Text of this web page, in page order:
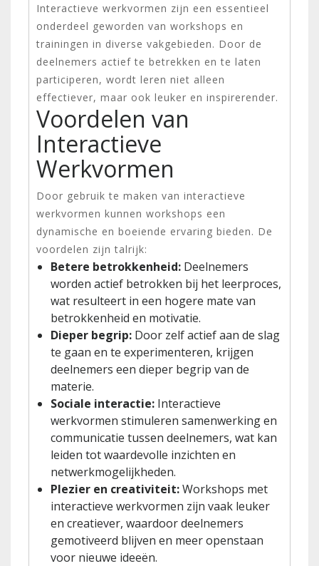
Interactieve werkvormen zijn een essentieel
onderdeel geworden van workshops en
trainingen in diverse vakgebieden. Door de
deelnemers actief te betrekken en te laten
participeren, wordt leren niet alleen
effectiever, maar ook leuker en inspirerender.
Voordelen van
Interactieve
Werkvormen
Door gebruik te maken van interactieve
werkvormen kunnen workshops een
dynamische en boeiende ervaring bieden. De
voordelen zijn talrijk:
Betere betrokkenheid: Deelnemers
worden actief betrokken bij het leerproces,
wat resulteert in een hogere mate van
betrokkenheid en motivatie.
Dieper begrip: Door zelf actief aan de slag
te gaan en te experimenteren, krijgen
deelnemers een dieper begrip van de
materie.
Sociale interactie: Interactieve
werkvormen stimuleren samenwerking en
communicatie tussen deelnemers, wat kan
leiden tot waardevolle inzichten en
netwerkmogelijkheden.
Plezier en creativiteit:Workshops met
interactieve werkvormen zijn vaak leuker
en creatiever, waardoor deelnemers
gemotiveerd blijven en meer openstaan
voor nieuwe ideeën.